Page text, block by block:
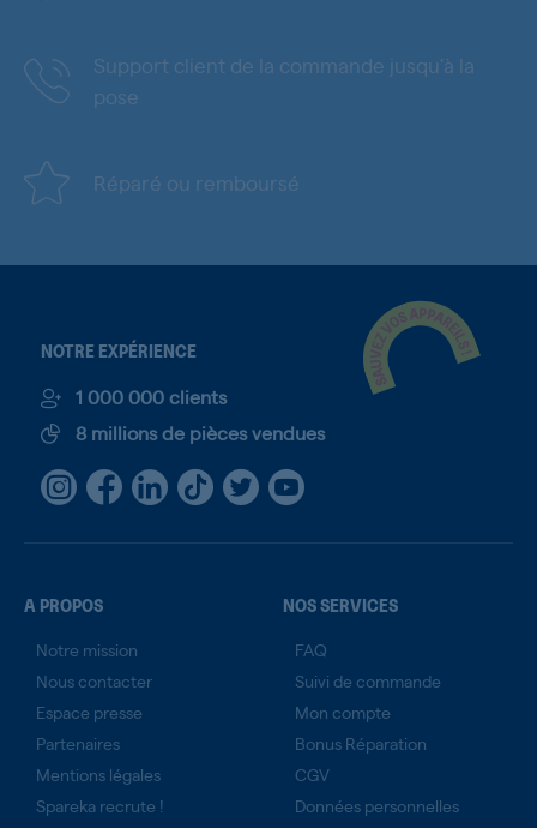
Support client de la commande jusqu'à la
pose
Réparé ou remboursé
NOTRE EXPÉRIENCE
1 000 000 clients
8 millions de pièces vendues
A PROPOS
Notre mission
Nous contacter
Espace presse
Partenaires
Mentions légales
Spareka recrute !
NOS SERVICES
FAQ
Suivi de commande
Mon compte
Bonus Réparation
CGV
Données personnelles